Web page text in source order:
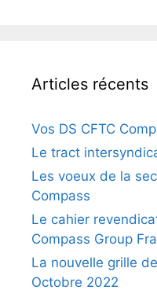
Articles récents
Vos DS CFTC
Le tract
Les voeux de la
Compass
Le cahier
Compass Group
La nouvelle grille
Octobre 2022